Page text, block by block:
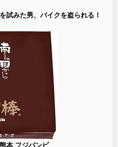
試みた男、バイクを盗られる！
本 フジバンビ